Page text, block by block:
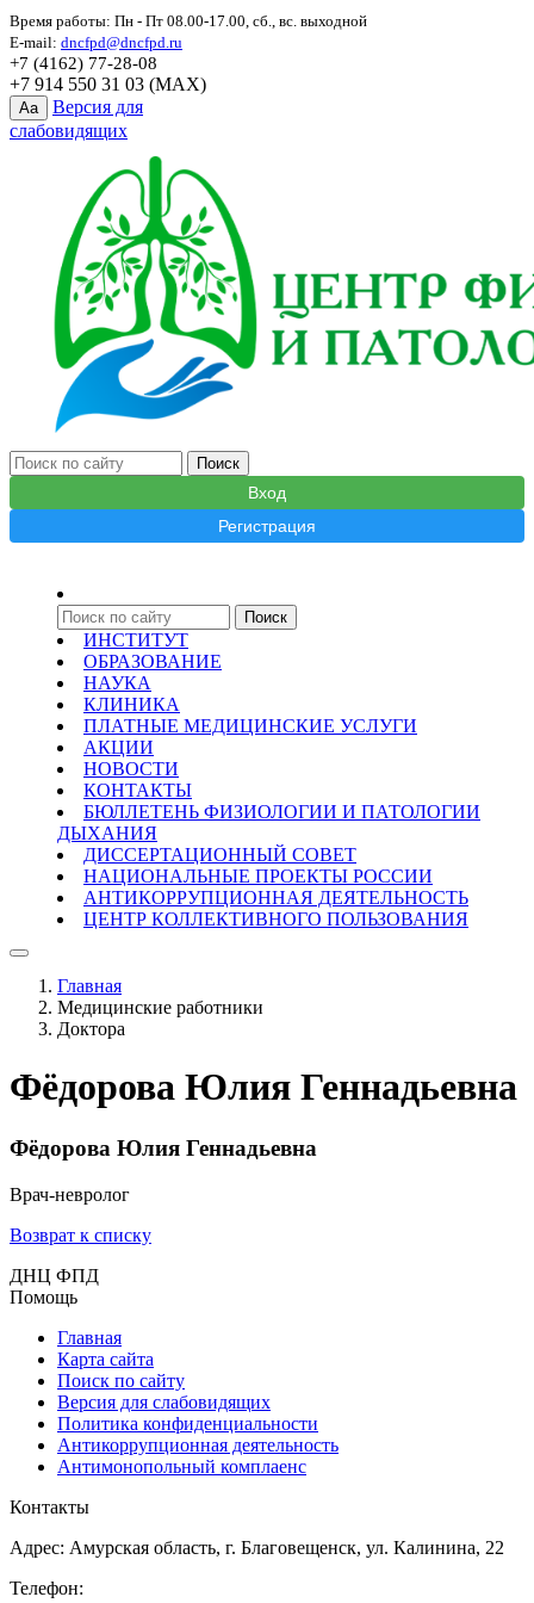
Время работы: Пн - Пт 08.00-17.00, сб., вс. выходной
E-mail: dncfpd@dncfpd.ru
+7 (4162) 77-28-08
+7 914 550 31 03 (MAX)
Aa
Версия для
слабовидящих
Вход
Регистрация
ИНСТИТУТ
ОБРАЗОВАНИЕ
НАУКА
КЛИНИКА
ПЛАТНЫЕ МЕДИЦИНСКИЕ УСЛУГИ
АКЦИИ
НОВОСТИ
КОНТАКТЫ
БЮЛЛЕТЕНЬ ФИЗИОЛОГИИ И ПАТОЛОГИИ
ДЫХАНИЯ
ДИССЕРТАЦИОННЫЙ СОВЕТ
НАЦИОНАЛЬНЫЕ ПРОЕКТЫ РОССИИ
АНТИКОРРУПЦИОННАЯ ДЕЯТЕЛЬНОСТЬ
ЦЕНТР КОЛЛЕКТИВНОГО ПОЛЬЗОВАНИЯ
Главная
Медицинские работники
Доктора
Фёдорова Юлия Геннадьевна
Фёдорова Юлия Геннадьевна
Врач-невролог
Возврат к списку
ДНЦ ФПД
Помощь
Главная
Карта сайта
Поиск по сайту
Версия для слабовидящих
Политика конфиденциальности
Антикоррупционная деятельность
Антимонопольный комплаенс
Контакты
Адрес: Амурская область, г. Благовещенск, ул. Калинина, 22
Телефон: